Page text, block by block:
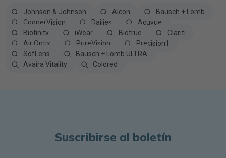
Johnson & Johnson Alcon
Bausch + Lomb
CooperVision
Dailies
Acuvue
Biofinity
iWear Biotrue
Clariti
Air Optix
PureVision
Precision1
SofLens
Bausch + Lomb ULTRA
Avaira Vitality
Colored
Suscribirse al boletín